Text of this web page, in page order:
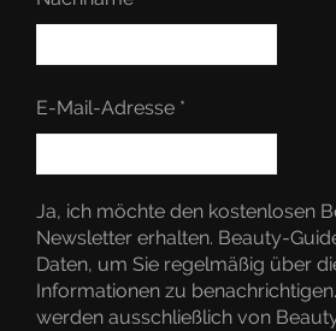
E-Mail-Adresse *
Ja, ich möchte den kostenlosen
Newsletter erhalten. Beauty-
Daten, um Sie regelmäßig über
Informationen zu
werden ausschließlich von